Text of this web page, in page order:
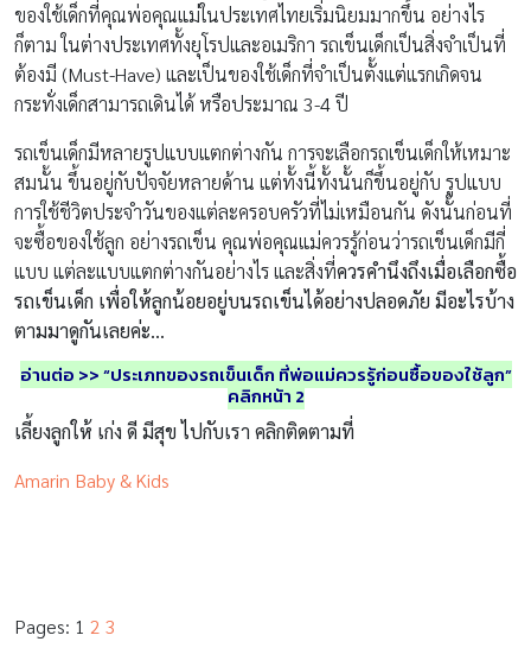
ของใช้เด็กที่คุณพ่อคุณแม่ในประเทศไทยเริ่มนิยมมากขึ้น อย่างไร
ก็ตาม ในต่างประเทศทั้งยุโรปและอเมริกา รถเข็นเด็กเป็นสิ่งจำเป็นที่
ต้องมี (Must-Have) และเป็นของใช้เด็กที่จำเป็นตั้งแต่แรกเกิดจน
กระทั่งเด็กสามารถเดินได้ หรือประมาณ 3-4 ปี
รถเข็นเด็กมีหลายรูปแบบแตกต่างกัน การจะเลือกรถเข็นเด็กให้เหมาะ
สมนั้น ขึ้นอยู่กับปัจจัยหลายด้าน แต่ทั้งนี้ทั้งนั้นก็ขึ้นอยู่กับ รูปแบบ
การใช้ชีวิตประจำวันของแต่ละครอบครัวที่ไม่เหมือนกัน ดังนั้นก่อนที่
จะซื้อของใช้ลูก อย่างรถเข็น คุณพ่อคุณแม่ควรรู้ก่อนว่ารถเข็นเด็กมีกี่
แบบ แต่ละแบบแตกต่างกันอย่างไร และสิ่งที่ควรคำนึงถึงเมื่อเลือกซื้อ
รถเข็นเด็ก เพื่อให้ลูกน้อยอยู่บนรถเข็นได้อย่างปลอดภัย มีอะไรบ้าง
ตามมาดูกันเลยค่ะ…
อ่านต่อ >>“ประเภทของรถเข็นเด็ก ที่พ่อแม่ควรรู้ก่อนซื้อของใช้ลูก”
คลิกหน้า 2
เลี้ยงลูกให้ เก่ง ดี มีสุข ไปกับเรา คลิกติดตามที่
Amarin Baby & Kids
Pages: 1 2 3